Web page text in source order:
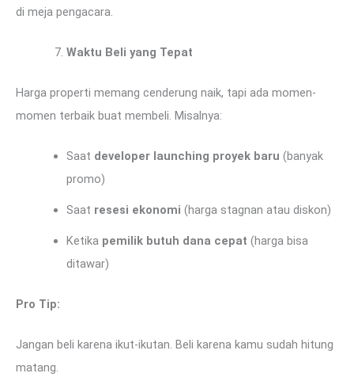
di meja pengacara.
Waktu Beli yang Tepat
Harga properti memang cenderung naik, tapi ada momen-
momen terbaik buat membeli. Misalnya:
Saat developer launching proyek baru (banyak
promo)
Saat resesi ekonomi (harga stagnan atau diskon)
Ketika pemilik butuh dana cepat (harga bisa
ditawar)
Pro Tip:
Jangan beli karena ikut-ikutan. Beli karena kamu sudah hitung
matang.